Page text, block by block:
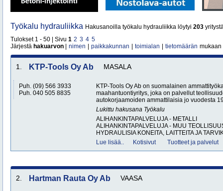
Työkalu hydrauliikka Hakusanoilla työkalu hydrauliikka löytyi 203
Tulokset 1 - 50 | Sivu 1 2 3 4 5
Järjestä hakuarvon nimen paikkakunnan toimialan tietomäärän mukaan
1. KTP-Tools Oy Ab MASALA
Puh. (09) 566 3933
Puh. 040 505 8835
KTP-Tools Oy Ab on suomalainen
maahantuontiyritys, joka on palvellut
autokorjaamoiden ammattilaisia jo vuodesta
Lukittu hakusana Työkalu
ALIHANKINTAPALVELUJA - METALLI
ALIHANKINTAPALVELUJA - MUU
HYDRAULISIA KONEITA, LAITTEITA JA
Lue lisää..
Kotisivut Tuotteet ja palvelut
2. Hartman Rauta Oy Ab VAASA